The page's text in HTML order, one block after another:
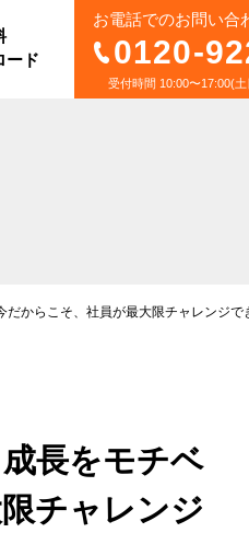
お電話でのお問い合
0120-
受付時間 10:00〜17:00(
ード
からこそ、社員が最大限チャレンジで
長をモチベ
チャレンジ